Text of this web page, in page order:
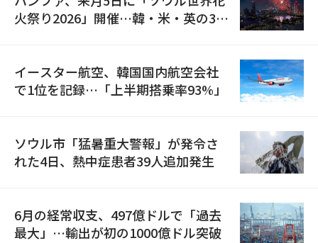
火祭り2026」開催…韓・米・英の3カ
イースター航空、韓国国内航空会社
で1位を記録…「上半期搭乗率93%」
ソウル市「猛暑重大警報」が発令さ
れた4日、熱中症患者39人追加発生
6月の経常収支、497億ドルで「過去
最大」…輸出が初の1000億ドル突破